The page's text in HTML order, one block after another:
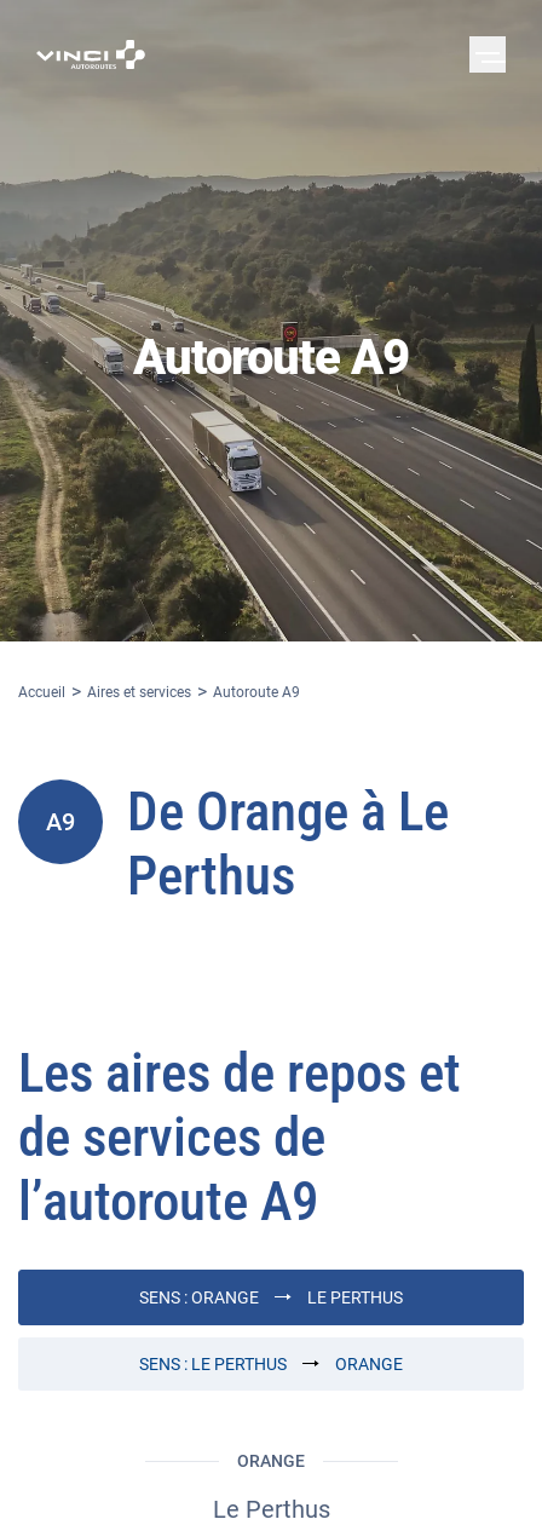
Autoroute A9
Accueil Aires et services Autoroute A9
A9 De Orange à Le
Perthus
Les aires de repos et
de services de
l’autoroute A9
SENS :ORANGE LE PERTHUS
SENS : LE PERTHUS ORANGE
ORANGE
Le Perthus